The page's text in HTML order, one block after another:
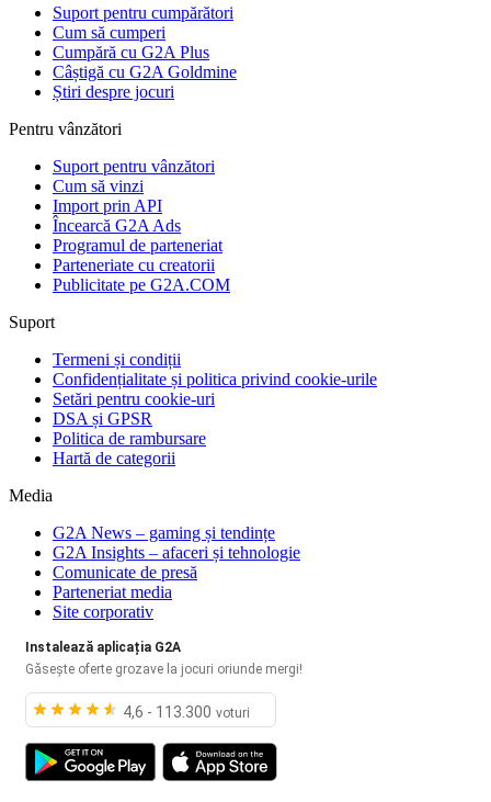
Suport pentru cumpărători
Cum să cumperi
Cumpără cu G2A Plus
Câștigă cu G2A Goldmine
Știri despre jocuri
Pentru vânzători
Suport pentru vânzători
Cum să vinzi
Import prin API
Încearcă G2A Ads
Programul de parteneriat
Parteneriate cu creatorii
Publicitate pe G2A.COM
Suport
Termeni și condiții
Confidențialitate și politica privind cookie-urile
Setări pentru cookie-uri
DSA și GPSR
Politica de rambursare
Hartă de categorii
Media
G2A News – gaming și tendințe
G2A Insights – afaceri și tehnologie
Comunicate de presă
Parteneriat media
Site corporativ
Instalează aplicația G2A
Găsește oferte grozave la jocuri oriunde mergi!
4,6 - 113.300 voturi